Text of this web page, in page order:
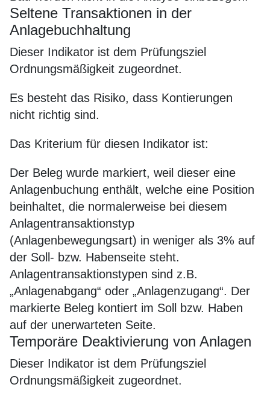
Seltene Transaktionen in der
Anlagebuchhaltung
Dieser Indikator ist dem Prüfungsziel
Ordnungsmäßigkeit zugeordnet.
Es besteht das Risiko, dass Kontierungen
nicht richtig sind.
Das Kriterium für diesen Indikator ist:
Der Beleg wurde markiert, weil dieser eine
Anlagenbuchung enthält, welche eine Position
beinhaltet, die normalerweise bei diesem
Anlagentransaktionstyp
(Anlagenbewegungsart) in weniger als 3% auf
der Soll- bzw. Habenseite steht.
Anlagentransaktionstypen sind z.B.
„Anlagenabgang“ oder „Anlagenzugang“. Der
markierte Beleg kontiert im Soll bzw. Haben
auf der unerwarteten Seite.
Temporäre Deaktivierung von Anlagen
Dieser Indikator ist dem Prüfungsziel
Ordnungsmäßigkeit zugeordnet.